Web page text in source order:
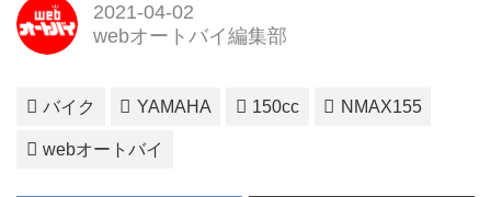
2021-04-02
webオートバイ編集部
バイク YAMAHA 150cc NMAX155
webオートバイ